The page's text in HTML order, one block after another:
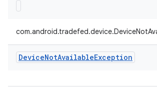
DeviceNotAvailableException